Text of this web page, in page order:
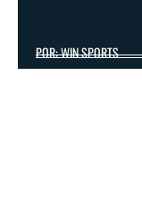
POR: WIN SPORTS